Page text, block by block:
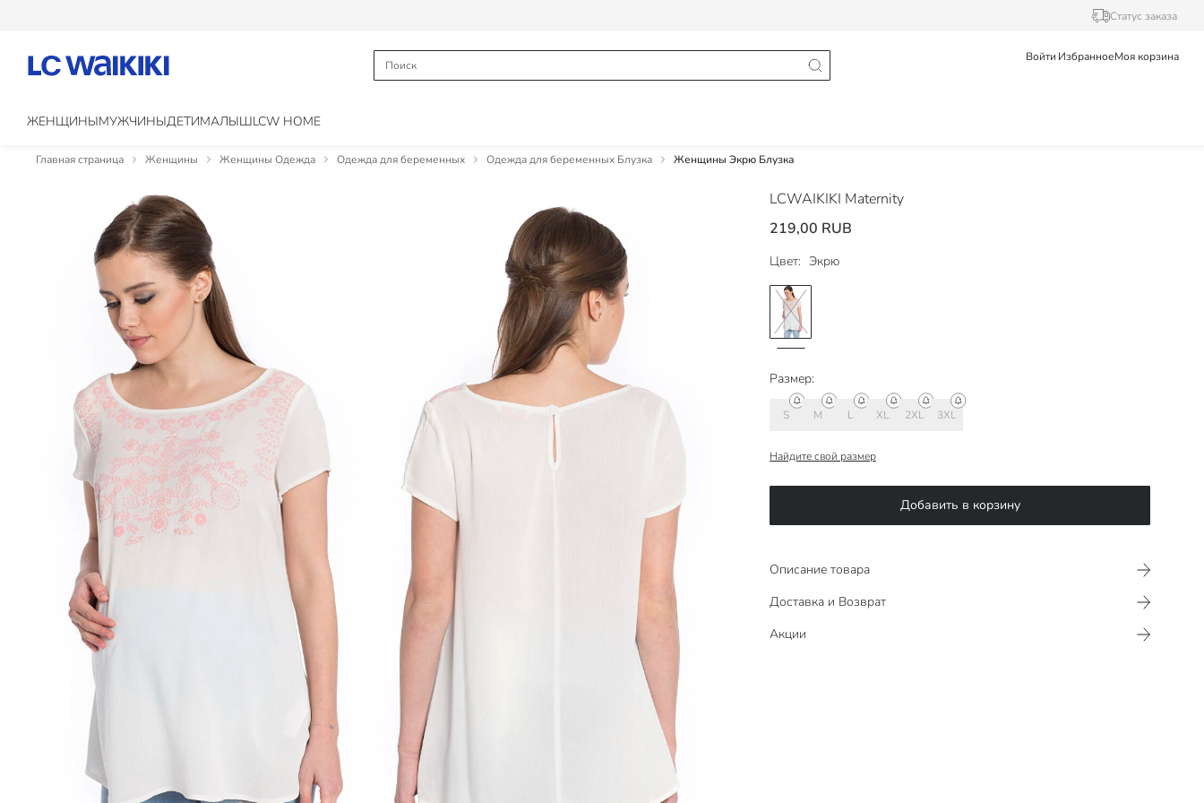
Статус заказа
Войти ИзбранноеМоя корзина
ЖЕНЩИНЫМУЖЧИНЫДЕТИМАЛЫШLCW HOME
Главная страница Женщины Женщины Одежда Одежда для беременных Одежда для беременных Блузка Женщины Экрю Блузка
LCWAIKIKI Maternity
219,00 RUB
Цвет: Экрю
Размер:
S M L XL 2XL 3XL
Найдите свой размер
Добавить в корзину
Описание товара
Доставка и Возврат
Акции